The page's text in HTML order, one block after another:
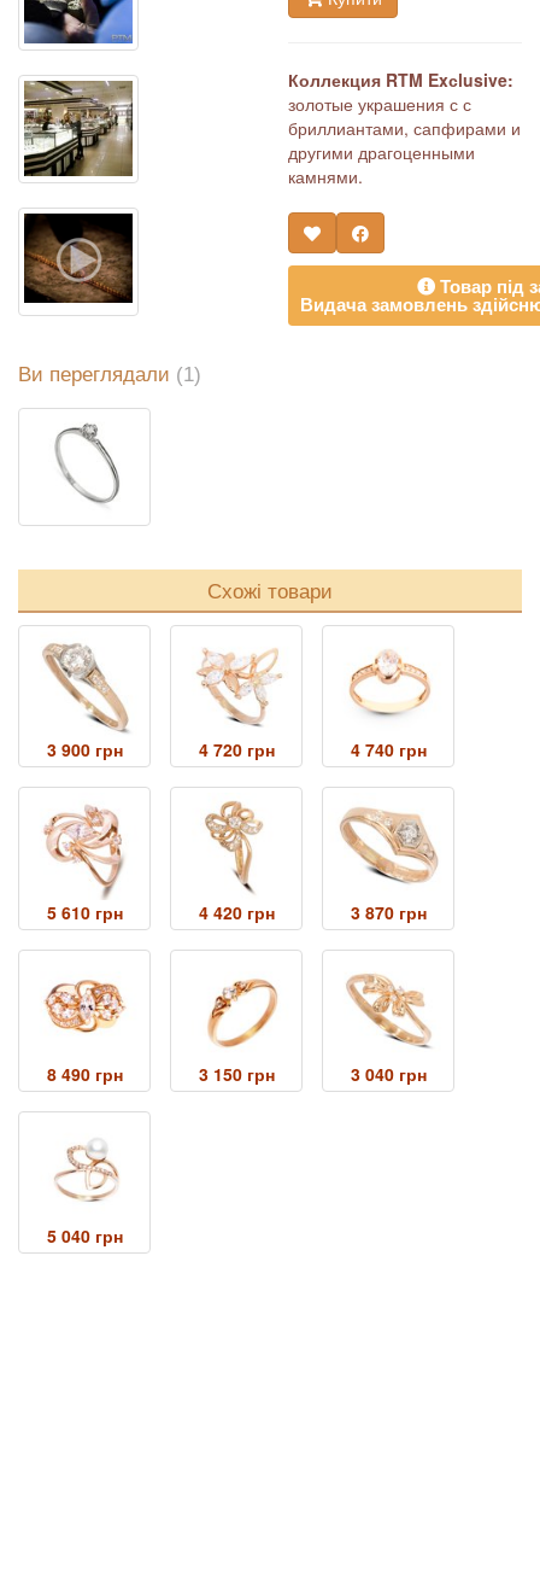
Коллекция RTM Exсlusive:
золотые украшения с с
бриллиантами, сапфирами и
другими драгоценными
камнями.
Товар під
Видача замовлень
Ви переглядали (1)
Схожі товари
3 900 грн 4 720 грн 4 740 грн
5 610 грн 4 420 грн 3 870 грн
8 490 грн 3 150 грн 3 040 грн
5 040 грн